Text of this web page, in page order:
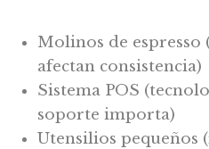
Molinos de espresso
afectan consistencia)
Sistema POS
soporte importa)
Utensilios pequeños